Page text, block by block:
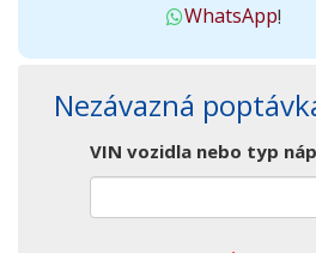
WhatsApp!
Nezávazná
VIN vozidla nebo typ